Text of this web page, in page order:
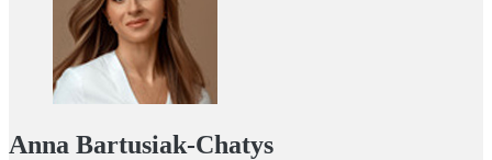
Anna Bartusiak-Chatys